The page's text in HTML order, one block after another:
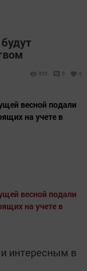
805 0 0
весной подали
на учете в
весной подали
на учете в
интересным в